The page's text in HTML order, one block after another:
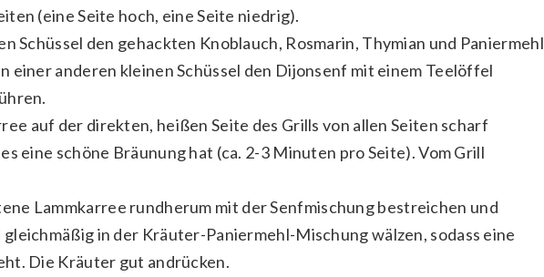
(eine Seite hoch, eine Seite niedrig).
Schüssel den gehackten Knoblauch, Rosmarin, Thymian und Paniermehl
einer anderen kleinen Schüssel den Dijonsenf mit einem Teelöffel
auf der direkten, heißen Seite des Grills von allen Seiten scharf
eine schöne Bräunung hat (ca. 2-3 Minuten pro Seite). Vom Grill
Lammkarree rundherum mit der Senfmischung bestreichen und
in der Kräuter-Paniermehl-Mischung wälzen, sodass eine
Die Kräuter gut andrücken.